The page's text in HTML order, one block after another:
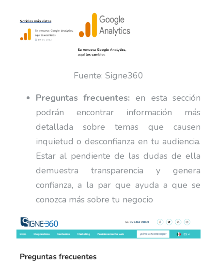
Fuente: Signe360
Preguntas frecuentes: en esta sección
podrán encontrar información más
detallada sobre temas que causen
inquietud o desconfianza en tu audiencia.
Estar al pendiente de las dudas de ella
demuestra transparencia y genera
confianza, a la par que ayuda a que se
conozca más sobre tu negocio